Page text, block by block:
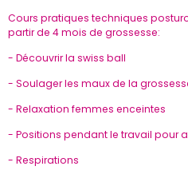
Cours pratiques techniques
partir de 4 mois de grossesse:
- Découvrir la swiss ball
- Soulager les maux de la
- Relaxation femmes enceintes
- Positions pendant le travail pour
- Respirations